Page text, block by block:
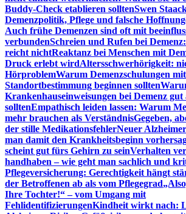
Buddy-Check etablieren solltenSwen
Demenzpolitik, Pflege und falsche
Auch frühe Demenzen sind oft mit
verbundenSchreien und Rufen bei
reicht nichtReaktanz bei Menschen mit
Druck erlebt wirdAltersschwerhörigkeit:
HörproblemWarum Demenzschulungen
Standortbestimmung beginnen sollten
Krankenhauseinweisungen bei Demenz gut
solltenEmpathisch leiden lassen: Warum
mehr brauchen als VerständnisGegeben,
der stille MedikationsfehlerNeuer
man damit den Krankheitsbeginn
scheint gut fürs Gehirn zu seinVerhalten
handhaben – wie geht man sachlich und
Pflegeversicherung: Gerechtigkeit hängt
der Betroffenen ab als vom Pflegegrad
Ihre Tochter!“ – vom Umgang mit
FehlidentifizierungenKindheit wirkt nach: